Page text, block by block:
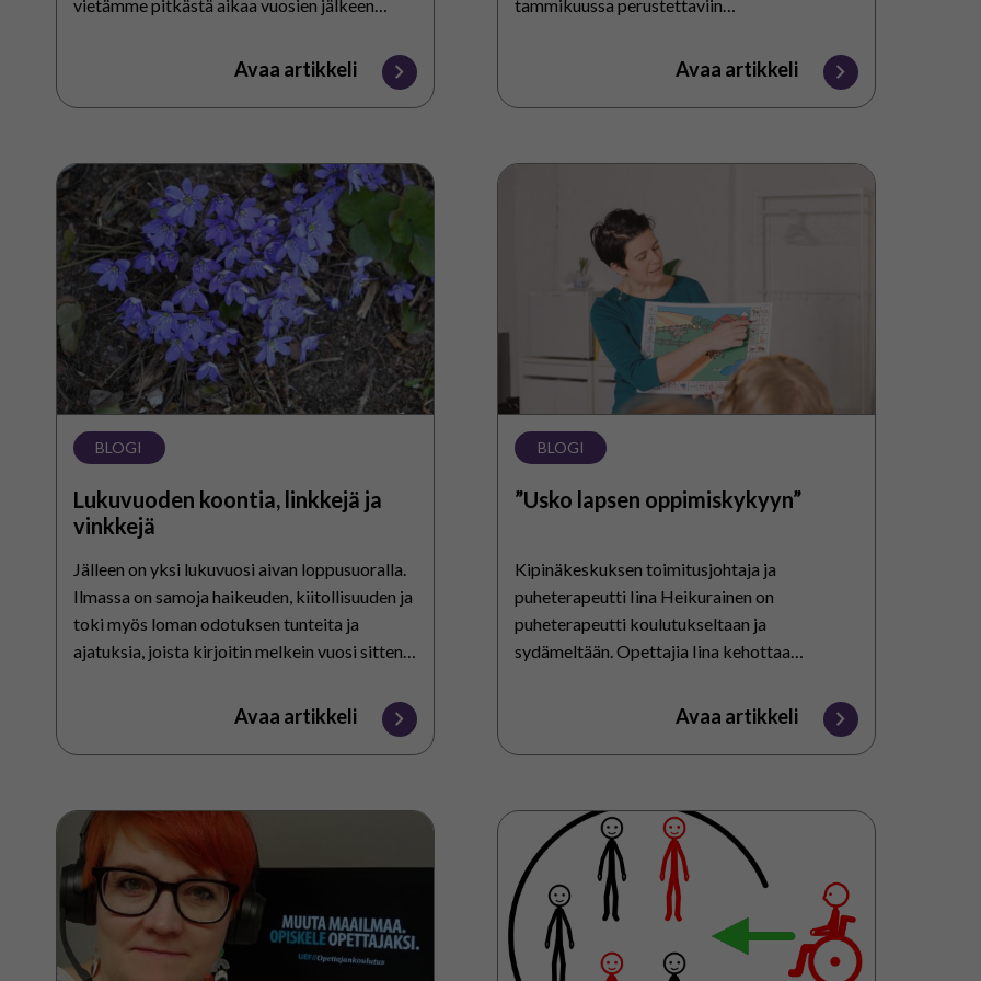
vietämme pitkästä aikaa vuosien jälkeen
Avaa artikkeli
tammikuussa perustettaviin
Pohjois-Karjalan sosiaali- ja
soten työntekijöitä ja koululaisia.…
Avaa artikkeli
Lukuvuoden
koontia,
linkkejä
ja
vinkkejä
BLOGI
Lukuvuoden koontia, linkkejä ja
vinkkejä
Jälleen on yksi lukuvuosi aivan loppusuoralla.
Ilmassa on samoja haikeuden, kiitollisuuden ja
toki myös loman odotuksen tunteita ja
ajatuksia, joista kirjoitin melkein vuosi sitten
kevään Tähdenlento-laulua…Avaa artikkeli
”Usko
oppimiskykyyn”
BLOGI
”Usko lapsen oppimiskykyyn”
Kipinäkeskuksen toimitusjohtaja ja
puheterapeutti Iina Heikurainen on
puheterapeutti koulutukseltaan ja
sydämeltään. Opettajia Iina kehottaa
askelin, mutta kuitenkin koko ajan eteenpäin
puheterapiapalveluihin liittyvän…
Avaa artikkeli
”Toiminta-
alueittaisessa
opetuksessa
tarvitaan
yhteisen
opetuksen
Pohdintoja,
kokemuksia
haaveita
inkluusiosta